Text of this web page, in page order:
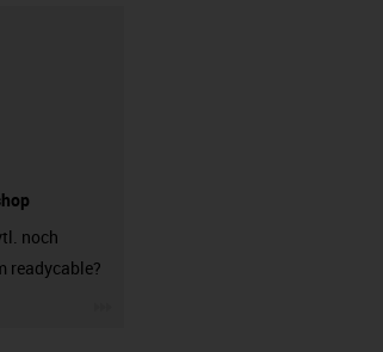
noch
readycable?